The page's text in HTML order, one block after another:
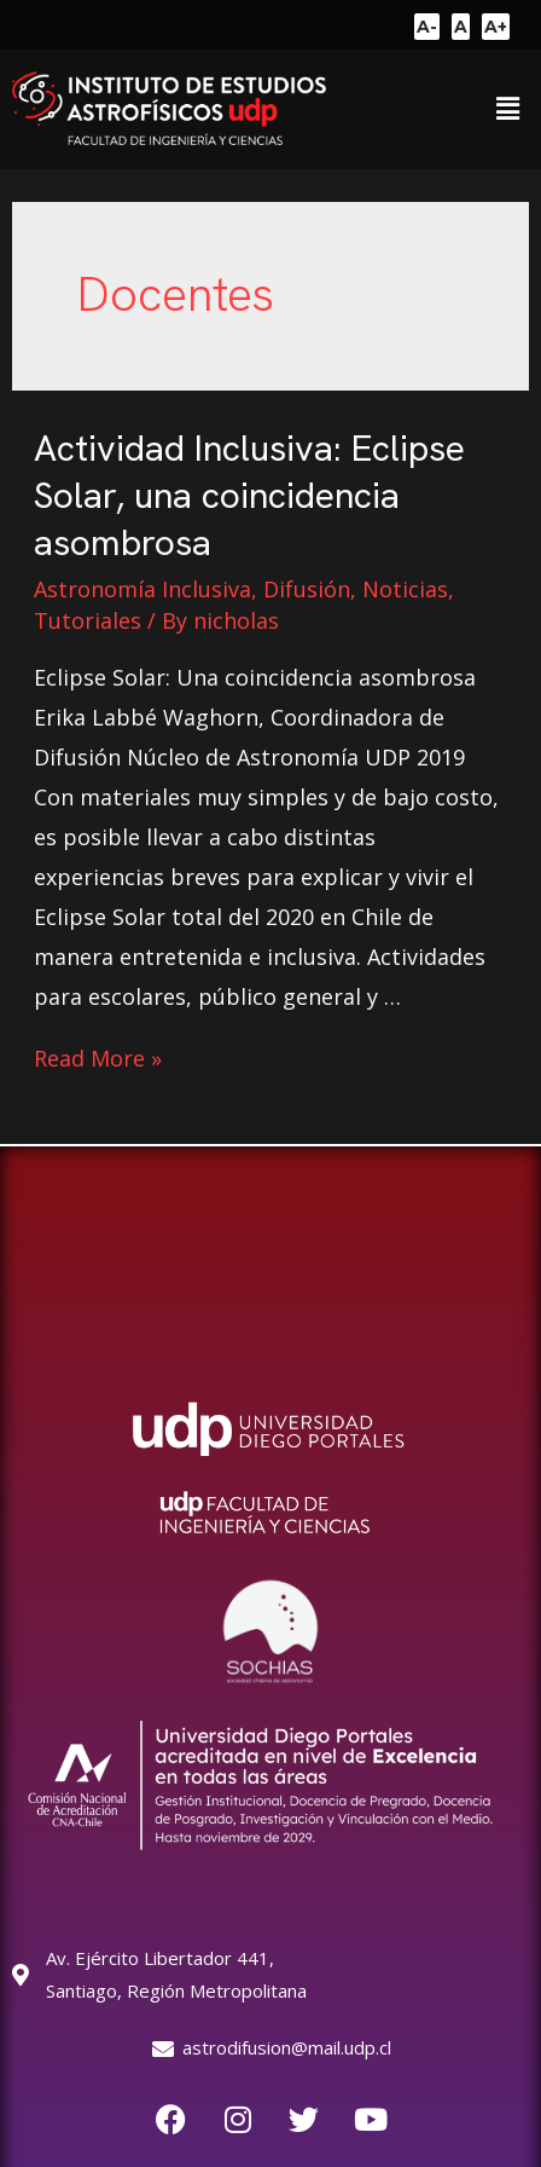
A- A A+
Docentes
Actividad Inclusiva: Eclipse
Solar, una coincidencia
asombrosa
Astronomía Inclusiva, Difusión, Noticias,
Tutoriales / By nicholas
Eclipse Solar: Una coincidencia asombrosa
Erika Labbé Waghorn, Coordinadora de
Difusión Núcleo de Astronomía UDP 2019
Con materiales muy simples y de bajo costo,
es posible llevar a cabo distintas
experiencias breves para explicar y vivir el
Eclipse Solar total del 2020 en Chile de
manera entretenida e inclusiva. Actividades
para escolares, público general y …
Read More »
Av. Ejército Libertador 441,
Santiago, Región Metropolitana
astrodifusion@mail.udp.cl